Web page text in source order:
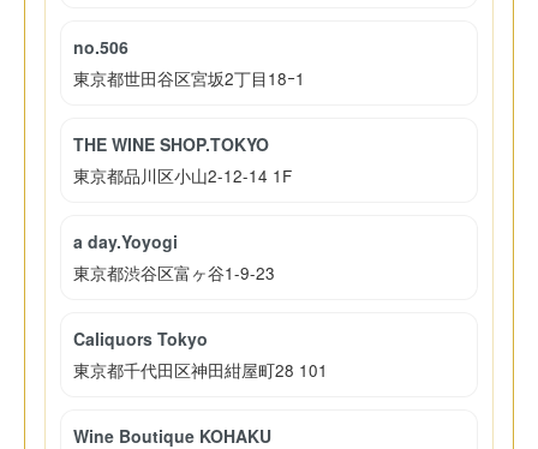
no.506
東京都世田谷区宮坂2丁目18ｰ1
THE WINE SHOP.TOKYO
東京都品川区小山2-12-14 1F
a day.Yoyogi
東京都渋谷区富ヶ谷1-9-23
Caliquors Tokyo
東京都千代田区神田紺屋町28 101
Wine Boutique KOHAKU